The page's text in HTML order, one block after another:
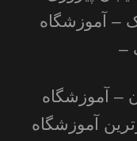
– آموزشگاه
–
– آموزشگاه
آموزشگاه